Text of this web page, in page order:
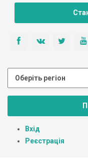
Вхід
Реєстрація